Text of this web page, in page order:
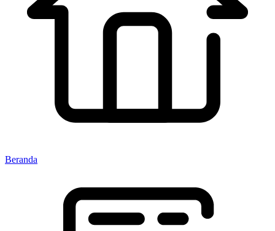
Beranda